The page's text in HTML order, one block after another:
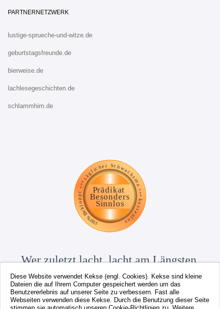
PARTNERNETZWERK
lustige-sprueche-und-witze.de
geburtstagsfreunde.de
bierweise.de
lachlesegeschichten.de
schlammhirn.de
Wer zuletzt lacht, lacht am Längsten.
Diese Website verwendet Kekse (engl. Cookies). Kekse sind kleine
Dateien die auf Ihrem Computer gespeichert werden um das
Benutzererlebnis auf unserer Seite zu verbessern. Fast alle
Webseiten verwenden diese Kekse. Durch die Benutzung dieser Seite